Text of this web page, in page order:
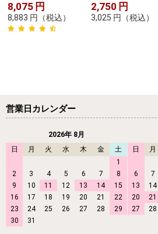
8,075 円
8,883 円 （税込）
2,750 円
3,025 円 （税込）
営業日カレンダー
2026年 8月
日
月 火 水 木 金
土
1
2
3 4 5 6 7
8
9
10 11 12 13 14
15
16
17 18 19 20 21
22
23
24 25 26 27 28
29
30
31
日
月
6
7
13
14
20
21
27
28